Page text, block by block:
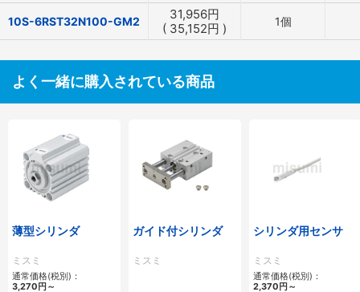
10S-6RST32N100-GM2 31,956円
( 35,152円 ) 1個
よく一緒に購入されている商品
薄型シリンダ
ミスミ
通常価格(税別)：
3,270 円 ～
ガイド付シリンダ
ミスミ
シリンダ用センサ
ミスミ
通常価格(税別)：
2,370 円 ～